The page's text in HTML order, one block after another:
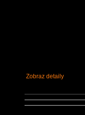
Zobraz detaily